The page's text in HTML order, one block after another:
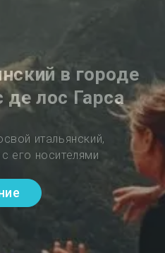
в городе
де лос Гарса
итальянский,
его носителями